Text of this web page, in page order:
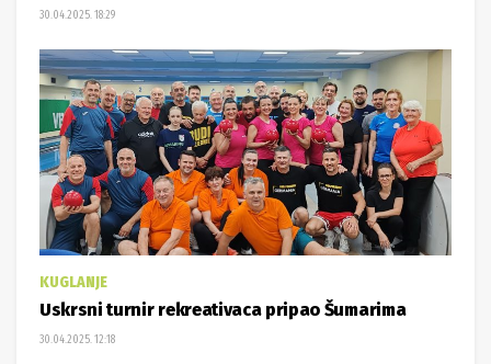
30.04.2025. 18:29
KUGLANJE
Uskrsni turnir rekreativaca pripao Šumarima
30.04.2025. 12:18